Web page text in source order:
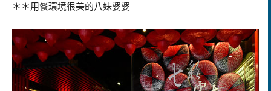
＊＊用餐環境很美的八妹婆婆